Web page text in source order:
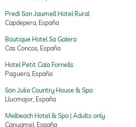
Predi Son Jaumell Hotel Rural
Capdepera, España
Boutique Hotel Sa Galera
Cas Concos, España
Hotel Petit Cala Fornells
Paguera, España
Son Julia Country House & Spa
Llucmajor, España
Melbeach Hotel & Spa | Adults only
Canyamel, España